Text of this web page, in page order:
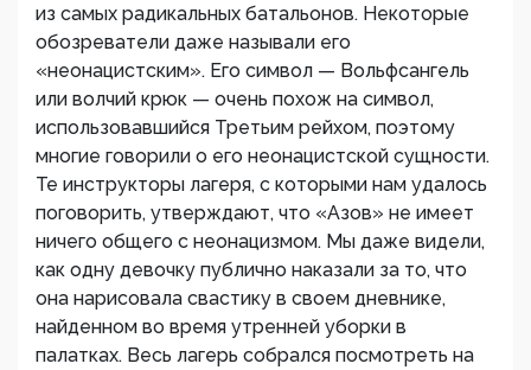
из самых радикальных батальонов. Некоторые
обозреватели даже называли его
«неонацистским». Его символ — Вольфсангель
или волчий крюк — очень похож на символ,
использовавшийся Третьим рейхом, поэтому
многие говорили о его неонацистской сущности.
Те инструкторы лагеря, с которыми нам удалось
поговорить, утверждают, что «Азов» не имеет
ничего общего с неонацизмом. Мы даже видели,
как одну девочку публично наказали за то, что
она нарисовала свастику в своем дневнике,
найденном во время утренней уборки в
палатках. Весь лагерь собрался посмотреть на